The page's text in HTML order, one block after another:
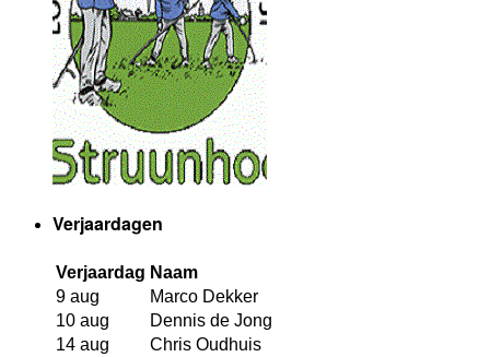
Verjaardagen
Verjaardag Naam
9 aug
Marco Dekker
10 aug
Dennis de Jong
14 aug
Chris Oudhuis